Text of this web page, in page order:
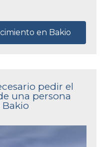
en Bakio
pedir el
una persona
Bakio